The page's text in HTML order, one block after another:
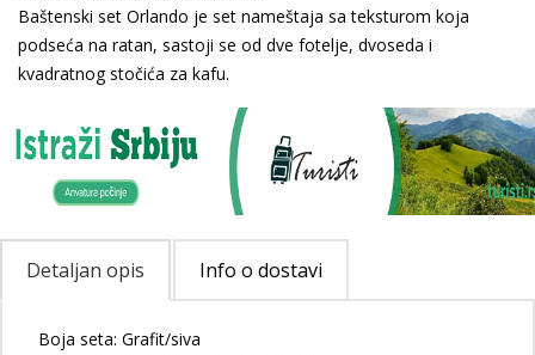
Baštenski set Orlando je set nameštaja sa teksturom koja
podseća na ratan, sastoji se od dve fotelje, dvoseda i
kvadratnog stočića za kafu.
Detaljan opis Info o dostavi
Boja seta: Grafit/siva